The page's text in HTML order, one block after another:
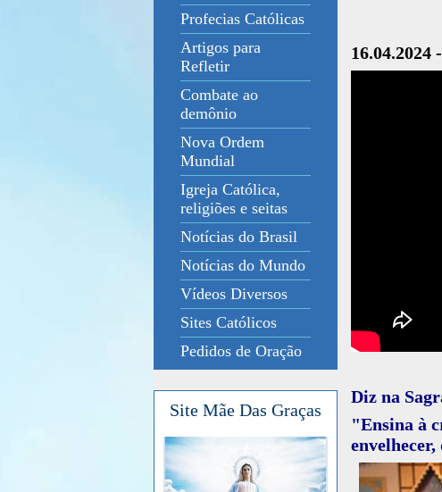
Profecias Católicas
Artigos para
Refletir
Combate ao
demônio
Nova Ordem
Mundial
Igreja Católica,
religiões e seitas
Notícias do Brasil
Notícias do Mundo
Vídeos Diversos
Sites Católicos
Pedidos de Oração
Site Mãe Das Graças
16.04.2024 -
Diz na
"Ensina à